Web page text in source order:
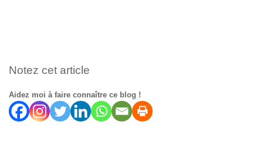
Notez cet article
Aidez moi à faire connaître ce blog !